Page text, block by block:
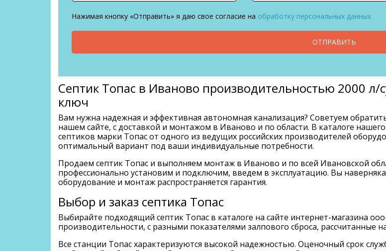
Нажимая кнопку «Отправить» я даю свое согласие на обработку персональных данных
ОТПРАВИТЬ
Септик Топас в Иваново производительностью 2000
ключ
Вам нужна надежная и эффективная автономная канализация? Советуем
нашем сайте, с доставкой и монтажом в Иваново и по области. В каталоге
септиков марки Топас от одного из ведущих российских производителей
оптимальный вариант под ваши индивидуальные потребности.
Продаем септик Топас и выполняем монтаж в Иваново и по всей Ивановской
профессионально установим и подключим, введем в эксплуатацию. Вы
оборудование и монтаж распространяется гарантия.
Выбор и заказ септика Топас
Выбирайте подходящий септик Топас в каталоге на сайте интернет-магазина
производительности, с разными показателями залпового сброса, рассчитанные
Все станции Топас характеризуются высокой надежностью. Оценочный срок